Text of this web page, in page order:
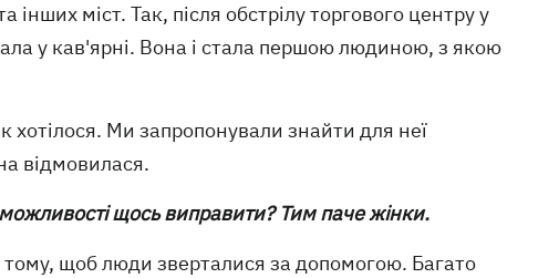
міст. Так, після обстрілу торгового центру у
у кав'ярні. Вона і стала першою людиною, з якою
Ми запропонували знайти для неї
відмовилася.
щось виправити? Тим паче жінки.
тому, щоб люди зверталися за допомогою. Багато